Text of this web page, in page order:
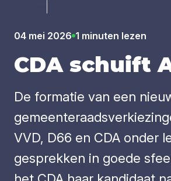
04 mei 2026 1 minuten lezen
CDAschuift
De formatie van een
VVD, D66 en CDA onder
gesprekken in goede